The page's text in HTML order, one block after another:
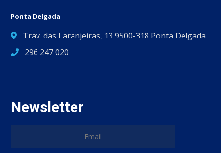
Ponta Delgada
Trav. das Laranjeiras, 13 9500-318 Ponta Delgada
296 247 020
Newsletter